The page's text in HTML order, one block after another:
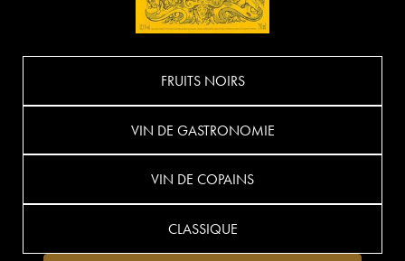
FRUITS NOIRS
VIN DE GASTRONOMIE
VIN DE COPAINS
CLASSIQUE